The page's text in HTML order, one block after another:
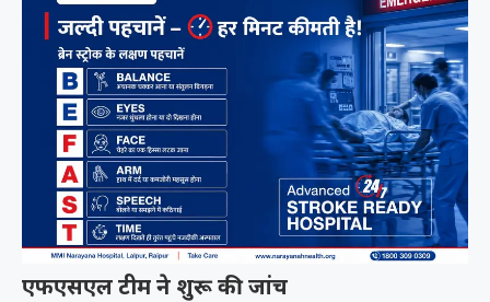
एफएसएल टीम ने शुरू की जांच